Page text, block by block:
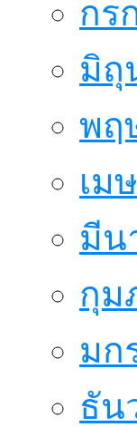
กร
มิถุ
พฤ
เม
มีน
กุม
มก
ธัน